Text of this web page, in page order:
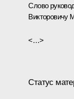
Слово
Викторовичу
<…>
Статус